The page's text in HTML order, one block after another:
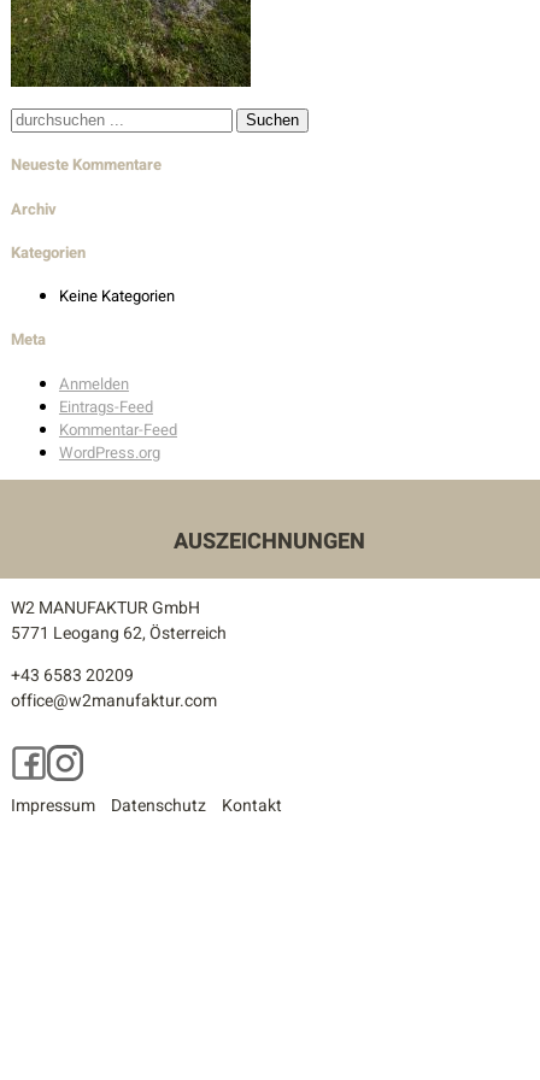
Wohnbau
Innenarchitektur
Außenanlagen
Kontakt
Unser Kontakt
Suche
Neueste Kommentare
Archiv
Kategorien
Keine Kategorien
Meta
Anmelden
Eintrags-Feed
Kommentar-Feed
WordPress.org
AUSZEICHNUNGEN
W2 MANUFAKTUR GmbH
5771 Leogang 62, Österreich
+43 6583 20209
office@w2manufaktur.com
Facebook
Instagram
Impressum
Datenschutz Kontakt